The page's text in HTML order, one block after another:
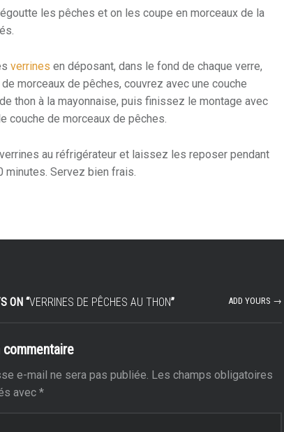
les pêches et on les coupe en morceaux de la
verrines en déposant, dans le fond de chaque verre,
morceaux de pêches, couvrez avec une couche
thon à la mayonnaise, puis finissez le montage avec
couche de morceaux de pêches.
au réfrigérateur et laissez les reposer pendant
minutes. Servez bien frais.
ON “VERRINES DE PÊCHES AU THON” ADD YOURS →
commentaire
e-mail ne sera pas publiée. Les champs obligatoires
avec*